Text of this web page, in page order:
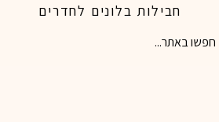
חבילות בלונים לחדרים